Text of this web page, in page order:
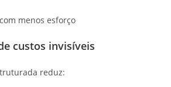
menos esforço
custos invisíveis
reduz: